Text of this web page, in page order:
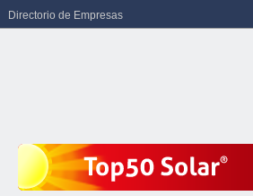
Directorio de Empresas